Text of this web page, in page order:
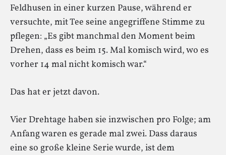
Feldhusen in einer kurzen Pause, während er
versuchte, mit Tee seine angegriffene Stimme zu
pflegen: „Es gibt manchmal den Moment beim
Drehen, dass es beim 15. Mal komisch wird, wo es
vorher 14 mal nicht komisch war.“
Das hat er jetzt davon.
Vier Drehtage haben sie inzwischen pro Folge; am
Anfang waren es gerade mal zwei. Dass daraus
eine so große kleine Serie wurde, ist dem